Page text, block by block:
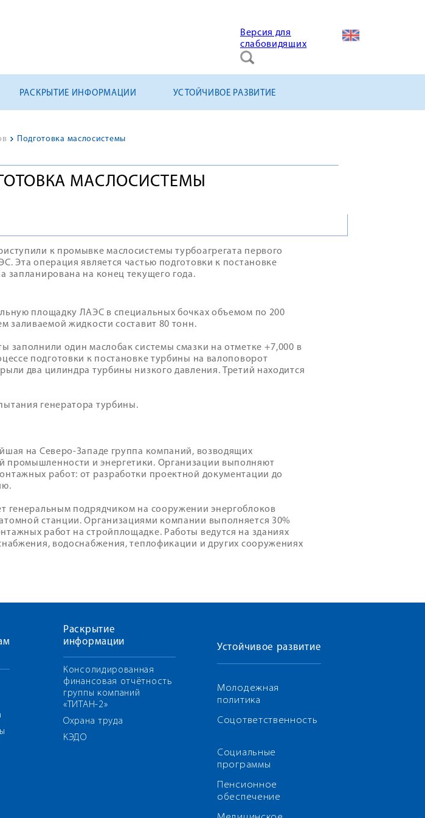
Версия для
слабовидящих
РАСКРЫТИЕ ИНФОРМАЦИИ УСТОЙЧИВОЕ РАЗВИТИЕ
> Подготовка маслосистемы
МАСЛОСИСТЕМЫ
к промывке маслосистемы турбоагрегата первого
Эта операция является частью подготовки к постановке
запланирована на конец текущего года.
площадку ЛАЭС в специальных бочках объемом по 200
заливаемой жидкости составит 80 тонн.
заполнили один маслобак системы смазки на отметке +7,000 в
подготовки к постановке турбины на валоповорот
два цилиндра турбины низкого давления. Третий находится
генератора турбины.
на Северо-Западе группа компаний, возводящих
промышленности и энергетики. Организации выполняют
работ: от разработки проектной документации до
генеральным подрядчиком на сооружении энергоблоков
станции. Организациями компании выполняется 30%
работ на стройплощадке. Работы ведутся на зданиях
водоснабжения, теплофикации и других сооружениях
Раскрытие
информации
Консолидированная
финансовая отчётность
группы компаний
«ТИТАН-2»
Охрана труда
КЭДО
Устойчивое развитие
Молодежная
политика
Соцответственность
Социальные
программы
Пенсионное
обеспечение